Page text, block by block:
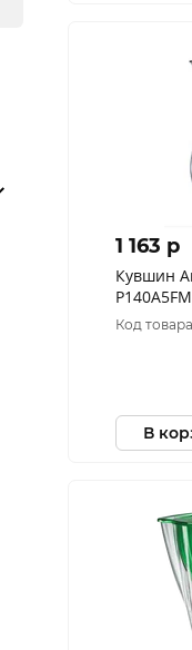
1 163 p
Кувшин
Код
В